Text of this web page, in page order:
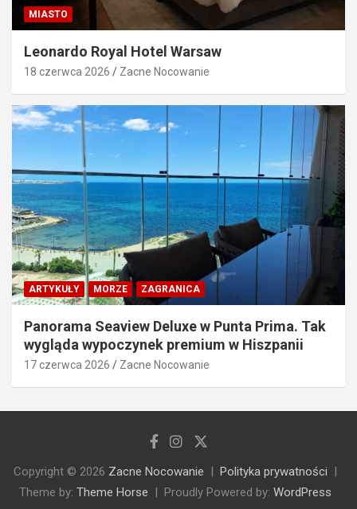
MIASTO
Leonardo Royal Hotel Warsaw
18 czerwca 2026 Zacne Nocowanie
ARTYKUŁY MORZE ZAGRANICA
Panorama Seaview Deluxe w Punta Prima. Tak
wygląda wypoczynek premium w Hiszpanii
17 czerwca 2026 Zacne Nocowanie
Copyright © 2026 Zacne Nocowanie
Polityka prywatności
Theme by: Theme Horse Proudly Powered by: WordPress